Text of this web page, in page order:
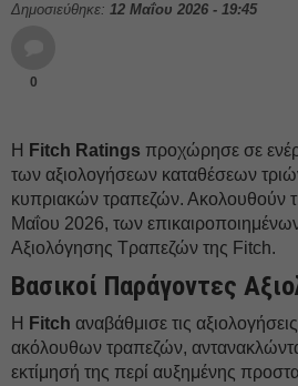
Δημοσιεύθηκε: 12 Μαΐου 2026 - 19:45
0
Η Fitch Ratings προχώρησε σε
των αξιολογήσεων καταθέσεων
κυπριακών τραπεζών. Ακολουθούν
Μαΐου 2026, των
Αξιολόγησης Τραπεζών της Fitch.
Βασικοί Παράγοντες
Η Fitch αναβάθμισε τις
ακόλουθων τραπεζών,
εκτίμησή της περί αυξημένης